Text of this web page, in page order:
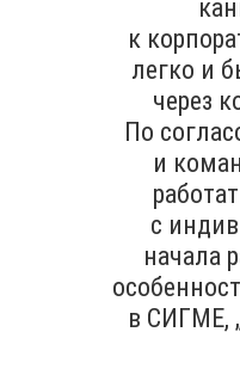
к
легко и
через
По
и
с
начала
в СИГМЕ,